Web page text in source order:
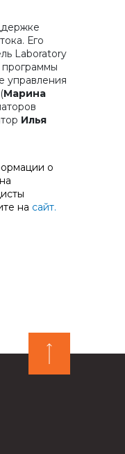
Его
Laboratory
управления
(Марина
Илья
о
на сайт.